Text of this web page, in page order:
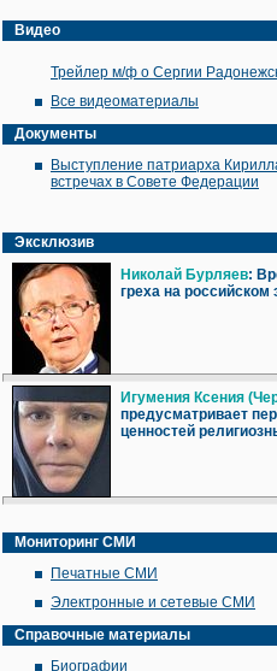
Видео
Трейлер м/ф о Сергии
Все видеоматериалы
Документы
Выступление патриарха
встречах в Совете Федерации
Эксклюзив
Николай Бурляев:
греха на российском
Игумения Ксения
предусматривает
ценностей
Мониторинг СМИ
Печатные СМИ
Электронные и сетевые СМИ
Справочные материалы
Биографии